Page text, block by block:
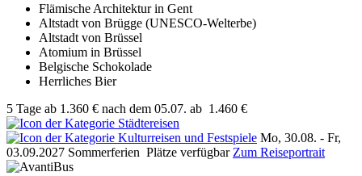
Flämische Architektur in Gent
Altstadt von Brügge (UNESCO-Welterbe)
Altstadt von Brüssel
Atomium in Brüssel
Belgische Schokolade
Herrliches Bier
5 Tage ab 1.360 € nach dem 05.07. ab 1.460 €
Mo, 30.08. - Fr,
03.09.2027 Sommerferien Plätze verfügbar Zum Reiseportrait